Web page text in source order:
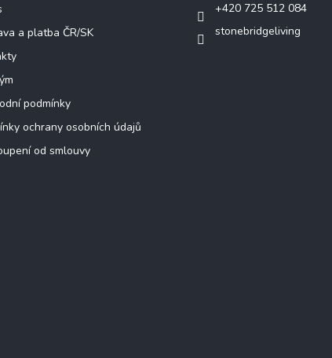
a platba ČR/SK
podmínky
ochrany osobních údajů
od smlouvy
+420 725 512 084
stonebridgeliving